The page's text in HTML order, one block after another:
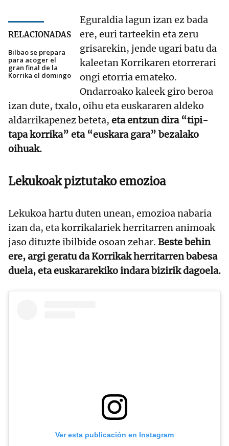
RELACIONADAS
Bilbao se prepara
para acoger el
gran final de la
Korrika el domingo
Eguraldia lagun izan ez bada
ere, euri tarteekin eta zeru
grisarekin, jende ugari batu da
kaleetan Korrikaren etorrerari
ongi etorria emateko.
Ondarroako kaleek giro beroa
izan dute, txalo, oihu eta euskararen aldeko
aldarrikapenez beteta, eta entzun dira “tipi-
tapa korrika” eta “euskara gara” bezalako
oihuak.
Lekukoak piztutako emozioa
Lekukoa hartu duten unean, emozioa nabaria
izan da, eta korrikalariek herritarren animoak
jaso dituzte ibilbide osoan zehar. Beste behin
ere, argi geratu da Korrikak herritarren babesa
duela, eta euskararekiko indara bizirik dagoela.
Ver esta publicación en Instagram